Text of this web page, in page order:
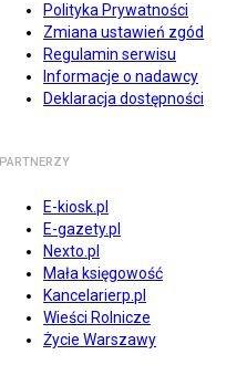
Polityka Prywatności
Zmiana ustawień zgód
Regulamin serwisu
Informacje o nadawcy
Deklaracja dostępności
PARTNERZY
E-kiosk.pl
E-gazety.pl
Nexto.pl
Mała księgowość
Kancelarierp.pl
Wieści Rolnicze
Życie Warszawy